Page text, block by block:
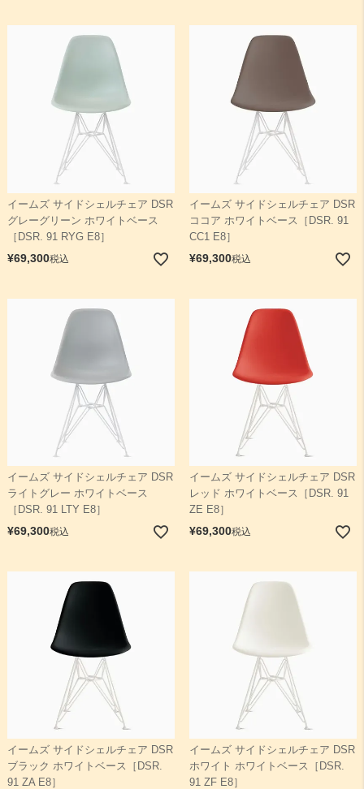
イームズ サイドシェルチェア DSR
グレーグリーン ホワイトベース
［DSR. 91 RYG E8］
¥69,300税込
イームズ サイドシェルチェア DSR
ココア ホワイトベース［DSR. 91
CC1 E8］
¥69,300税込
イームズ サイドシェルチェア DSR
ライトグレー ホワイトベース
［DSR. 91 LTY E8］
¥69,300税込
イームズ サイドシェルチェア DSR
レッド ホワイトベース［DSR. 91
ZE E8］
¥69,300税込
イームズ サイドシェルチェア DSR
ブラック ホワイトベース［DSR.
91 ZA E8］
イームズ サイドシェルチェア DSR
ホワイト ホワイトベース［DSR.
91 ZF E8］